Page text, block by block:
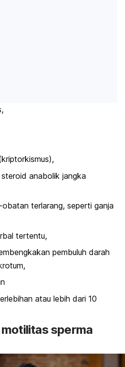
anabolik jangka
terlarang, seperti ganja
tertentu,
pembuluh darah
atau lebih dari 10
sperma